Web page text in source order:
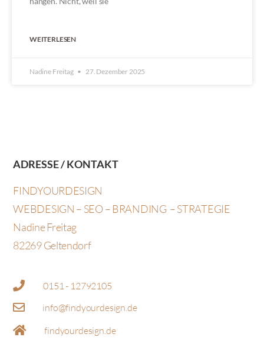
WEITERLESEN
Nadine Freitag 27. Dezember 2025
ADRESSE / KONTAKT
FINDYOURDESIGN
WEBDESIGN – SEO – BRANDING – STRATEGIE
Nadine Freitag
82269 Geltendorf
0151 - 12792105
info@findyourdesign.de
findyourdesign.de